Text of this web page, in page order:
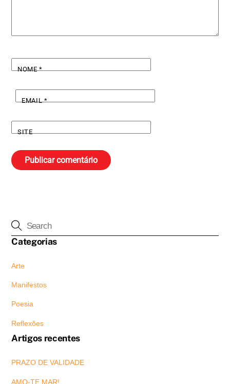
NOME*
EMAIL*
SITE
Categorias
Arte
Manifestos
Poesia
Reflexões
Artigos recentes
PRAZO DE VALIDADE
AMO-TE MAR!